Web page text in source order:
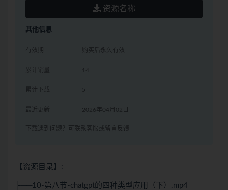
资源名称
其他信息
有效期 购买后永久有效
累计销量 14
累计下载 5
最近更新 2026年04月02日
下载遇到问题？可联系客服或留言反馈
【资源目录】:
├──10-第八节-chatgpt的四种类型应用（下）.mp4